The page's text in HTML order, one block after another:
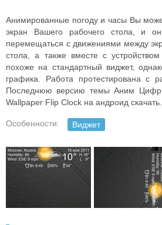
Анимированные погоду и часы Вы
экран Вашего рабочего стола, и
перемещаться с движениями между
стола, а также вместе с
похоже на стандартный виджет,
графика. Работа протестирована с
Последнюю версию темы Аним
Wallpaper Flip Clock на андроид скачать.
Особенности: Виджет